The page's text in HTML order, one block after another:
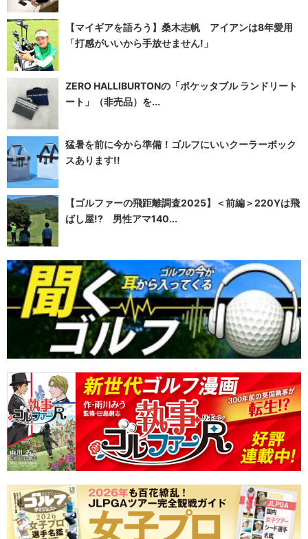
【マイギアを語ろう】桑木志帆 アイアンは8年愛用
「打感がいいから手放せません!」
ZERO HALLIBURTONの「ポケッタブル ランドリート
ート」（非売品）を...
猛暑を前に今から準備！ゴルフにいいクーラーボック
スあります!!
【ゴルファーの飛距離調査2025】＜前編＞220Yは飛
ばし屋!? 男性アマ140...